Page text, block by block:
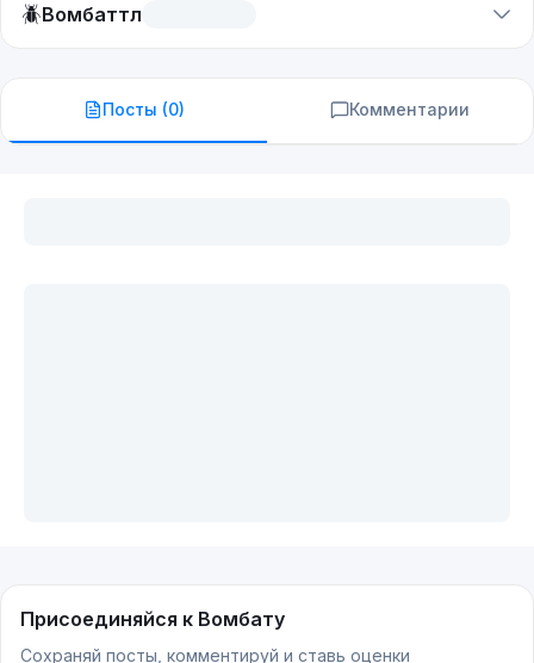
🪲Вомбаттл
Посты (0) Комментарии
Присоединяйся к Вомбату
Сохраняй посты, комментируй и ставь оценки